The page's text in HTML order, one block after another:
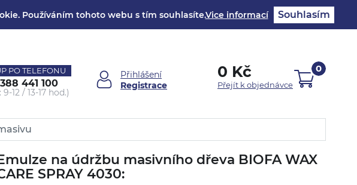
Používáním tohoto webu s tím souhlasíte.Vice informací Souhlasím
Přihlášení
Registrace
PO TELEFONU
388 441 100
12 / 13-17 hod.)
0 Kč
Přejít k objednávce
0
na údržbu masivního dřeva BIOFA WAX
SPRAY 4030: